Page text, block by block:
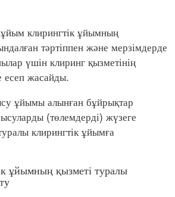
клирингтік ұйымның
тәртіппен және мерзімдерде
үшін клиринг қызметінің
есеп жасайды.
ұйымы алынған бұйрықтар
(төлемдерді) жүзеге
клирингтік ұйымға
ұйымның қызметі туралы